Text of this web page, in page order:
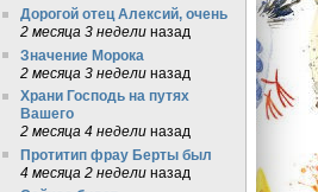
Дорогой отец Алексий, очень
2 месяца 3 неделиназад
Значение Морока
2 месяца 3 неделиназад
Храни Господь на путях
Вашего
2 месяца 4 неделиназад
Протитип фрау Берты был
4 месяца 2 неделиназад